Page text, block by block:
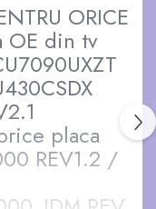
ORICE
OE din tv
placa
REV1.2 /